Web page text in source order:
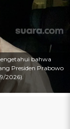
bahwa
Presiden Prabowo
2026).